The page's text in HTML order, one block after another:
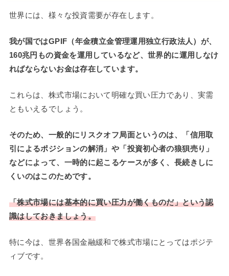
世界には、様々な投資需要が存在します。
我が国ではGPIF（年金積立金管理運用独立行政法人）が、
160兆円もの資金を運用しているなど、世界的に運用しなけ
ればならないお金は存在しています。
これらは、株式市場において明確な買い圧力であり、実需
ともいえるでしょう。
そのため、一般的にリスクオフ局面というのは、「信用取
引によるポジションの解消」や「投資初心者の狼狽売り」
などによって、一時的に起こるケースが多く、長続きしに
くいのはこのためです。
「株式市場には基本的に買い圧力が働くものだ」という認
識はしておきましょう。
特に今は、世界各国金融緩和で株式市場にとってはポジテ
ィブです。